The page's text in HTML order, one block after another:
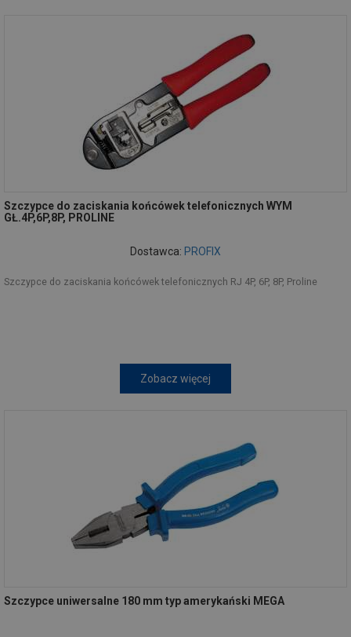
Szczypce do zaciskania końcówek telefonicznych WYM
GŁ.4P,6P,8P, PROLINE
Dostawca: PROFIX
Szczypce do zaciskania końcówek telefonicznych RJ 4P, 6P, 8P, Proline
Zobacz więcej
Szczypce uniwersalne 180 mm typ amerykański MEGA